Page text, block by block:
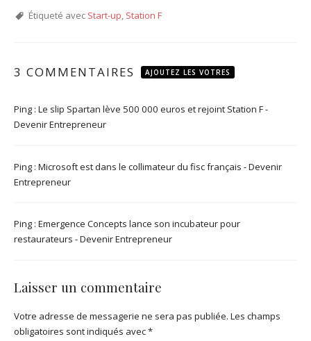
Étiqueté avec Start-up, Station F
3 COMMENTAIRES AJOUTEZ LES VOTRES
Ping : Le slip Spartan lève 500 000 euros et rejoint Station F -
Devenir Entrepreneur
Ping : Microsoft est dans le collimateur du fisc français - Devenir
Entrepreneur
Ping : Emergence Concepts lance son incubateur pour
restaurateurs - Devenir Entrepreneur
Laisser un commentaire
Votre adresse de messagerie ne sera pas publiée. Les champs
obligatoires sont indiqués avec*